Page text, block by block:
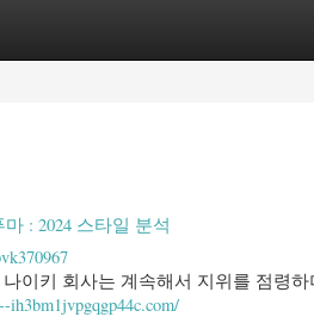
: 2024 스타일 분석
이키 회사는 계속해서 지위를 점령
ih3bm1jvpgqgp44c.com/